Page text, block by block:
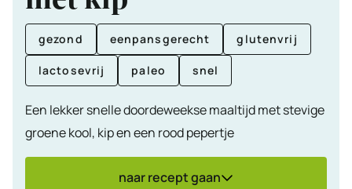
gezond eenpansgerecht glutenvrij
lactosevrij paleo snel
Een lekker snelle doordeweekse maaltijd met stevige
groene kool, kip en een rood pepertje
naar recept gaan